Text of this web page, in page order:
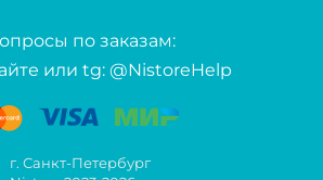
по заказам:
или tg: @NistoreHelp
г. Санкт-Петербург